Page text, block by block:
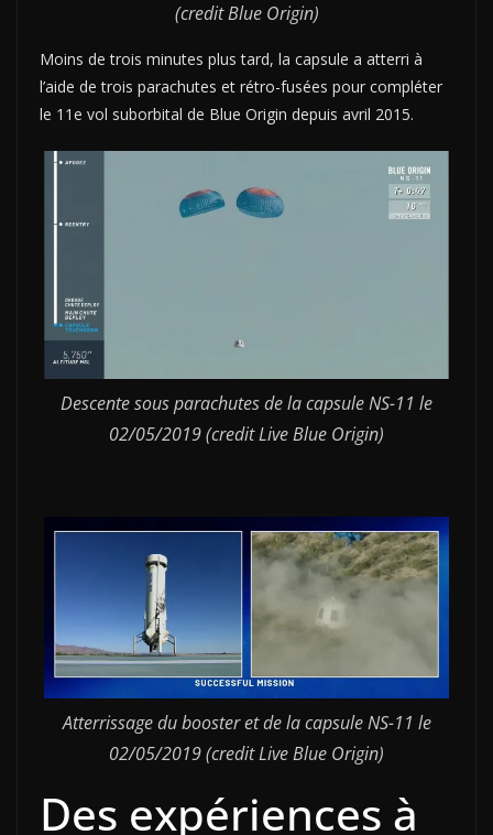
(credit Blue Origin)
Moins de trois minutes plus tard, la capsule a atterri à
l’aide de trois parachutes et rétro-fusées pour compléter
le 11e vol suborbital de Blue Origin depuis avril 2015.
Descente sous parachutes de la capsule NS-11 le
02/05/2019 (credit Live Blue Origin)
Atterrissage du booster et de la capsule NS-11 le
02/05/2019 (credit Live Blue Origin)
Des expériences à